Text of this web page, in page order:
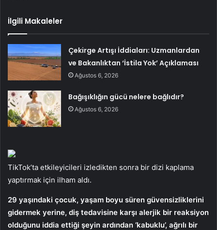
İlgili Makaleler
Çekirge Artışı İddiaları: Uzmanlardan
ve Bakanlıktan ‘İstila Yok’ Açıklaması
Ağustos 6, 2026
Bağışıklığın gücü nelere bağlıdır?
Ağustos 6, 2026
TikTok’ta etkileyicileri izledikten sonra bir dizi kaplama
yaptırmak için ilham aldı.
29 yaşındaki çocuk, yaşam boyu süren güvensizliklerini
gidermek yerine, diş tedavisine karşı alerjik bir reaksiyon
olduğunu iddia ettiği şeyin ardından ‘kabuklu’, ağrılı bir